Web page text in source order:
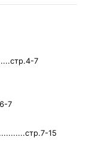
7
7
15